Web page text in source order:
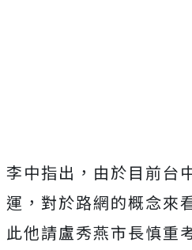
李中指出，由於目前台
運，對於路網的概念來
此他請盧秀燕市長慎重